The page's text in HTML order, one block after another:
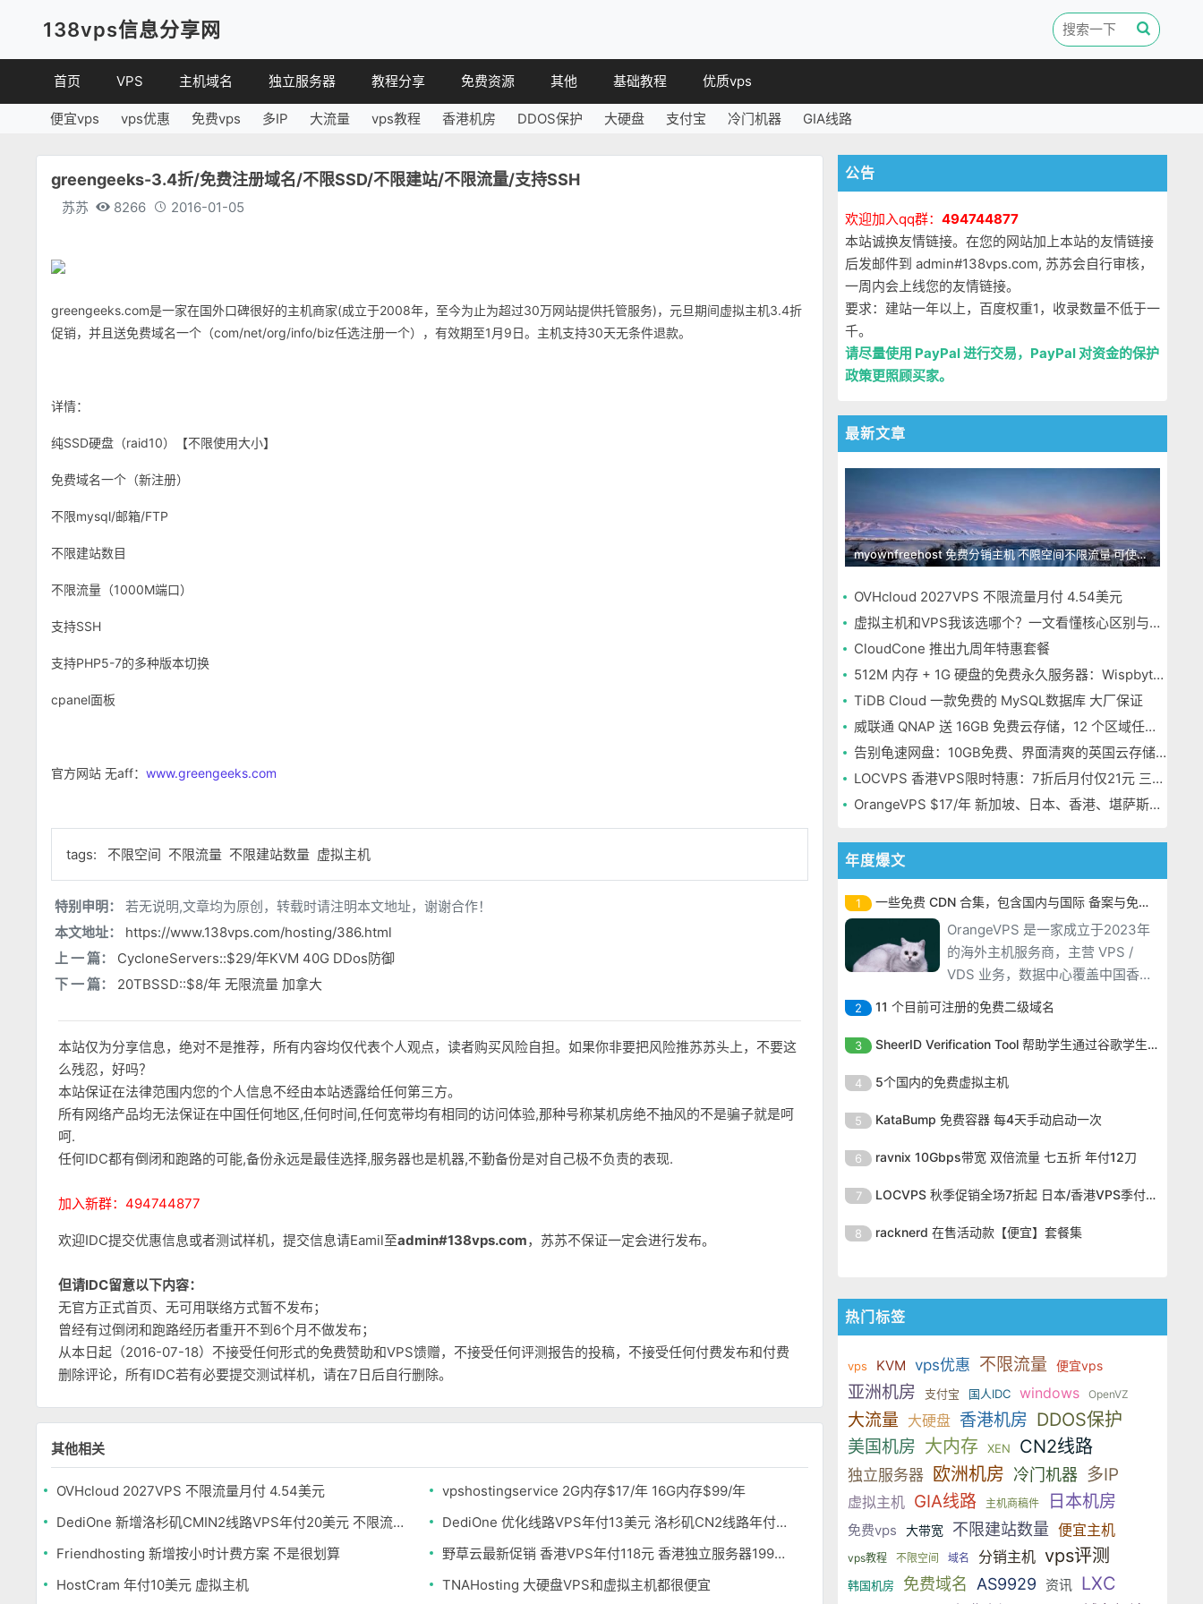
138vps信息分享网
首页 VPS
VPS优惠
VPS评测
主机域名
域名
独立服务器 教程分享
VPS教程
linux 教程
免费资源
免费空间
免费VPS
其他
简讯
基础教程 优质vps
便宜vps vps优惠 免费vps 多IP 大流量 vps教程 香港机房 DDOS保护 大硬盘 支付宝 冷门机器 GIA线路
greengeeks-3.4折/免费注册域名/不限SSD/不限建站/不限流量/支持SSH
苏苏 8266 2016-01-05
greengeeks.com是一家在国外口碑很好的主机商家(成立于2008年，至今为止为超过30万网站提供托管服务)，元旦期间虚拟主机3.4折
促销，并且送免费域名一个（com/net/org/info/biz任选注册一个），有效期至1月9日。主机支持30天无条件退款。
详情：
纯SSD硬盘（raid10）【不限使用大小】
免费域名一个（新注册）
不限mysql/邮箱/FTP
不限建站数目
不限流量（1000M端口）
支持SSH
支持PHP5-7的多种版本切换
cpanel面板
官方网站 无aff： www.greengeeks.com
tags: 不限空间 不限流量 不限建站数量 虚拟主机
特别申明：
若无说明,文章均为原创，转载时请注明本文地址，谢谢合作！
本文地址：
https://www.138vps.com/hosting/386.html
上 一 篇：
CycloneServers::$29/年KVM 40G DDos防御
下 一 篇：
20TBSSD::$8/年 无限流量 加拿大
本站仅为分享信息，绝对不是推荐，所有内容均仅代表个人观点，读者购买风险自担。如果你非要把风险推苏苏头上，不要这
么残忍，好吗？
本站保证在法律范围内您的个人信息不经由本站透露给任何第三方。
所有网络产品均无法保证在中国任何地区,任何时间,任何宽带均有相同的访问体验,那种号称某机房绝不抽风的不是骗子就是呵
呵.
任何IDC都有倒闭和跑路的可能,备份永远是最佳选择,服务器也是机器,不勤备份是对自己极不负责的表现.
加入新群：494744877
欢迎IDC提交优惠信息或者测试样机，提交信息请Eamil至admin#138vps.com，苏苏不保证一定会进行发布。
但请IDC留意以下内容：
无官方正式首页、无可用联络方式暂不发布；
曾经有过倒闭和跑路经历者重开不到6个月不做发布；
从本日起（2016-07-18）不接受任何形式的免费赞助和VPS馈赠，不接受任何评测报告的投稿，不接受任何付费发布和付费
删除评论，所有IDC若有必要提交测试样机，请在7日后自行删除。
其他相关
OVHcloud 2027VPS 不限流量月付 4.54美元
vpshostingservice 2G内存$17/年 16G内存$99/年
DediOne 新增洛杉矶CMIN2线路VPS年付20美元 不限流量
DediOne 优化线路VPS年付13美元 洛杉矶CN2线路年付59美元
Friendhosting 新增按小时计费方案 不是很划算
野草云最新促销 香港VPS年付118元 香港独立服务器199元/月
HostCram 年付10美元 虚拟主机
TNAHosting 大硬盘VPS和虚拟主机都很便宜
公告
欢迎加入qq群： 494744877
本站诚换友情链接。在您的网站加上本站的友情链接
后发邮件到 admin#138vps.com, 苏苏会自行审核，
一周内会上线您的友情链接。
要求：建站一年以上，百度权重1，收录数量不低于一
千。
请尽量使用 PayPal 进行交易，PayPal 对资金的保护
政策更照顾买家。
最新文章
myownfreehost 免费分销主机 不限空间不限流量 可使用免费域名申请
OVHcloud 2027VPS 不限流量月付 4.54美元
虚拟主机和VPS我该选哪个？一文看懂核心区别与选择指南
CloudCone 推出九周年特惠套餐
512M 内存 + 1G 硬盘的免费永久服务器：Wispbyte 上手
TiDB Cloud 一款免费的 MySQL数据库 大厂保证
威联通 QNAP 送 16GB 免费云存储，12 个区域任选，邮箱注册即可
告别龟速网盘：10GB免费、界面清爽的英国云存储Icedrive体验
LOCVPS 香港VPS限时特惠：7折后月付仅21元 三网优化BGP线路 可选原生IP
OrangeVPS $17/年 新加坡、日本、香港、堪萨斯机房
年度爆文
1 一些免费 CDN 合集，包含国内与国际 备案与免备案
OrangeVPS 是一家成立于2023年
的海外主机服务商，主营 VPS /
VDS 业务，数据中心覆盖中国香
港、新加坡、日本、美国堪萨斯与
洛杉矶等多个地区。其 VPS 产品基
于 KVM 虚拟化架构，配备 NVMe
国两大系列。亚洲 VPS 月付低至 6
2 11 个目前可注册的免费二级域名
OrangeVPS 是一家成立于2023年
的海外主机服务商，主营 VPS /
VDS 业务，数据中心覆盖中国香
洛杉矶等多个地区。其 VPS 产品基
SSD 固态硬盘，主要分为亚洲和美
国两大系列。亚洲 VPS 月付低至 6
3 SheerID Verification Tool 帮助学生通过谷歌学生计划免费获得 Gemini Advanced
OrangeVPS 是一家成立于2023年
的海外主机服务商，主营 VPS /
VDS 业务，数据中心覆盖中国香
洛杉矶等多个地区。其 VPS 产品基
SSD 固态硬盘，主要分为亚洲和美
国两大系列。亚洲 VPS 月付低至 6
4 5个国内的免费虚拟主机
OrangeVPS 是一家成立于2023年
的海外主机服务商，主营 VPS /
VDS 业务，数据中心覆盖中国香
洛杉矶等多个地区。其 VPS 产品基
SSD 固态硬盘，主要分为亚洲和美
5 KataBump 免费容器 每4天手动启动一次
OrangeVPS 是一家成立于2023年
的海外主机服务商，主营 VPS /
VDS 业务，数据中心覆盖中国香
洛杉矶等多个地区。其 VPS 产品基
国两大系列。亚洲 VPS 月付低至 6
6 ravnix 10Gbps带宽 双倍流量 七五折 年付12刀
OrangeVPS 是一家成立于2023年
的海外主机服务商，主营 VPS /
VDS 业务，数据中心覆盖中国香
于 KVM 虚拟化架构，配备 NVMe
国两大系列。亚洲 VPS 月付低至 6
美元，美国
7 LOCVPS 秋季促销全场7折起 日本/香港VPS季付63元
OrangeVPS 是一家成立于2023年
的海外主机服务商，主营 VPS /
于 KVM 虚拟化架构，配备 NVMe
SSD 固态硬盘，主要分为亚洲和美
国两大系列。亚洲 VPS 月付低至 6
美元，美国
8 racknerd 在售活动款【便宜】套餐集
VDS 业务，数据中心覆盖中国香
于 KVM 虚拟化架构，配备 NVMe
SSD 固态硬盘，主要分为亚洲和美
国两大系列。亚洲 VPS 月付低至 6
美元，美国
热门标签
vps KVM vps优惠 不限流量 便宜vps
亚洲机房 支付宝 国人IDC windows OpenVZ
大流量 大硬盘 香港机房 DDOS保护
美国机房 大内存 XEN CN2线路
独立服务器 欧洲机房 冷门机器 多IP
虚拟主机 GIA线路 主机商稿件 日本机房
免费vps 大带宽 不限建站数量 便宜主机
vps教程 不限空间 域名 分销主机 vps评测
韩国机房 免费域名 AS9929 资讯 LXC